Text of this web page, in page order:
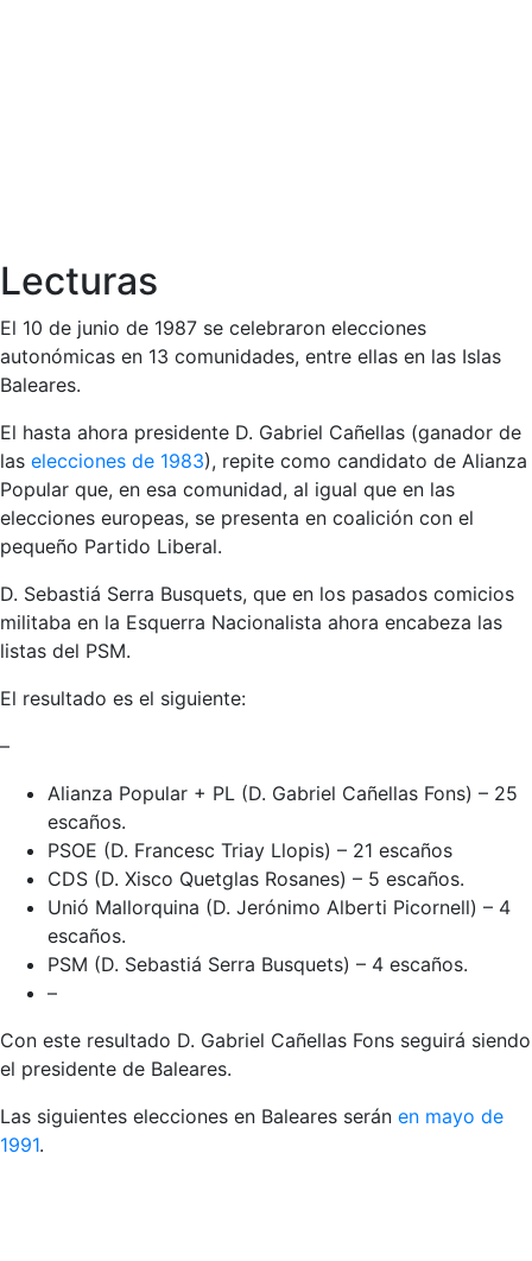
Lecturas
El 10 de junio de 1987 se celebraron elecciones
autonómicas en 13 comunidades, entre ellas en las Islas
Baleares.
El hasta ahora presidente D. Gabriel Cañellas (ganador de
las elecciones de 1983), repite como candidato de Alianza
Popular que, en esa comunidad, al igual que en las
elecciones europeas, se presenta en coalición con el
pequeño Partido Liberal.
D. Sebastiá Serra Busquets, que en los pasados comicios
militaba en la Esquerra Nacionalista ahora encabeza las
listas del PSM.
El resultado es el siguiente:
–
Alianza Popular + PL (D. Gabriel Cañellas Fons) – 25
escaños.
PSOE (D. Francesc Triay Llopis) – 21 escaños
CDS (D. Xisco Quetglas Rosanes) – 5 escaños.
Unió Mallorquina (D. Jerónimo Alberti Picornell) – 4
escaños.
PSM (D. Sebastiá Serra Busquets) – 4 escaños.
–
Con este resultado D. Gabriel Cañellas Fons seguirá siendo
el presidente de Baleares.
Las siguientes elecciones en Baleares serán en mayo de
1991.